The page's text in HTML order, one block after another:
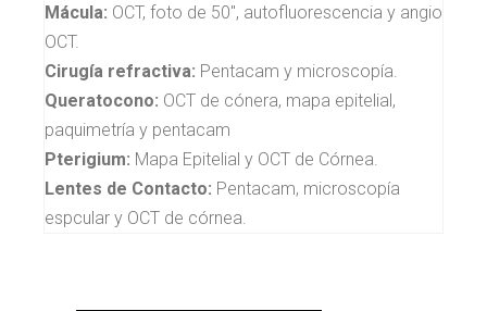
Mácula: OCT, foto de 50", autofluorescencia y angio
OCT.
Cirugía refractiva: Pentacam y microscopía.
Queratocono: OCT de cónera, mapa epitelial,
paquimetría y pentacam
Pterigium: Mapa Epitelial y OCT de Córnea.
Lentes de Contacto: Pentacam, microscopía
espcular y OCT de córnea.